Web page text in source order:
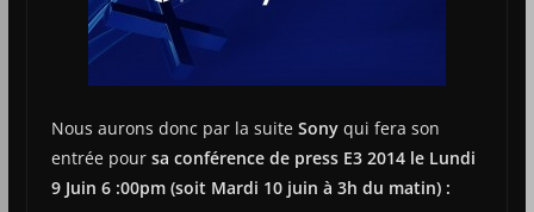
Nous aurons donc par la suite Sonyqui fera son
entrée pour sa conférence de press E3 2014 le Lundi
9 Juin 6 :00pm (soit Mardi 10 juin à 3h du matin) :